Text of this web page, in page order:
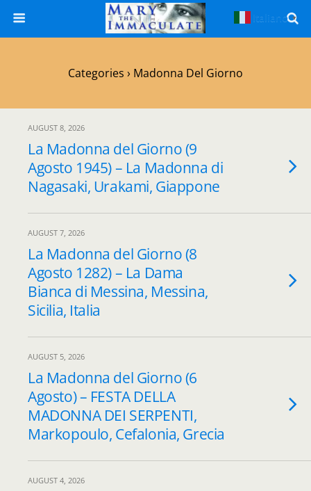
Categories › Madonna Del Giorno
AUGUST 8, 2026
La Madonna del Giorno (9
Agosto 1945) – La Madonna di
Nagasaki, Urakami, Giappone
AUGUST 7, 2026
La Madonna del Giorno (8
Agosto 1282) – La Dama
Bianca di Messina, Messina,
Sicilia, Italia
AUGUST 5, 2026
La Madonna del Giorno (6
Agosto) – FESTA DELLA
MADONNA DEI SERPENTI,
Markopoulo, Cefalonia, Grecia
AUGUST 4, 2026
Italiano ▼